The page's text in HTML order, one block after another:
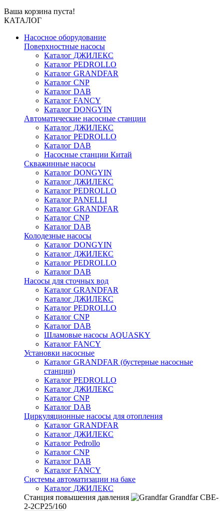
Ваша корзина пуста!
КАТАЛОГ
Насосное оборудование
Поверхностные насосы
Каталог ДЖИЛЕКС
Каталог PEDROLLO
Каталог GRANDFAR
Каталог CNP
Каталог DAB
Каталог FANCY
Каталог DONGYIN
Автоматические насосные станции
Каталог ДЖИЛЕКС
Каталог PEDROLLO
Каталог DAB
Насосные станции Китай
Скважинные насосы
Каталог DONGYIN
Каталог ДЖИЛЕКС
Каталог PEDROLLO
Каталог PANELLI
Каталог GRANDFAR
Каталог CNP
Каталог DAB
Колодезные насосы
Каталог DONGYIN
Каталог ДЖИЛЕКС
Каталог PEDROLLO
Каталог DAB
Насосы для сточных вод
Каталог GRANDFAR
Каталог ДЖИЛЕКС
Каталог PEDROLLO
Каталог CNP
Каталог DAB
Шламовые насосы AQUASKY
Каталог FANCY
Установки насосные
Каталог GRANDFAR (бустерные насосные
станции)
Каталог PEDROLLO
Каталог ДЖИЛЕКС
Каталог CNP
Каталог DAB
Циркуляционные насосы для отопления
Каталог GRANDFAR
Каталог ДЖИЛЕКС
Каталог Pedrollo
Каталог CNP
Каталог DAB
Каталог FANCY
Системы автоматизации на баке
Каталог ДЖИЛЕКС
Станция повышения давления
Grandfar CBE-
2-2CP25/160